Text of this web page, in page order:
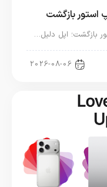
استور بازگشت
بازگشت؛ اپل دلیل…
2026-08-06